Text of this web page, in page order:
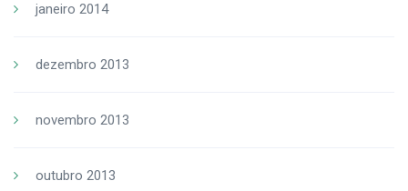
janeiro 2014
dezembro 2013
novembro 2013
outubro 2013